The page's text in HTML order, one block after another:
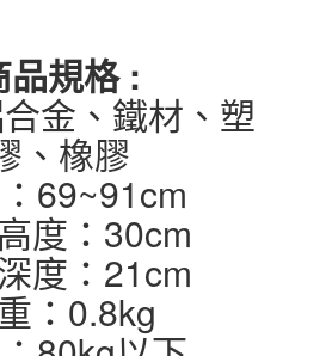
品規格 :
金、鐵材、塑
、橡膠
69~91cm
度：30cm
度：21cm
：0.8kg